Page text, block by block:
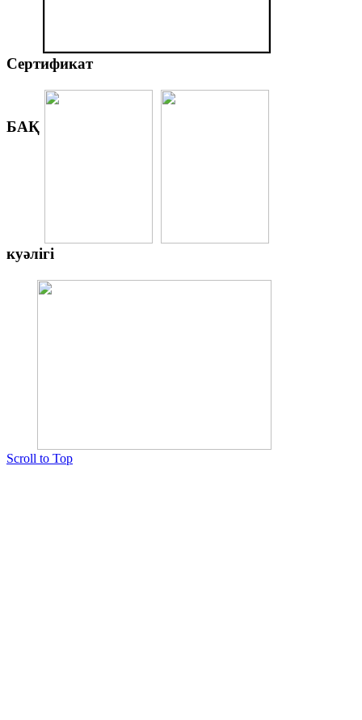
Сертификат
БАҚ
куәлігі
Scroll to Top